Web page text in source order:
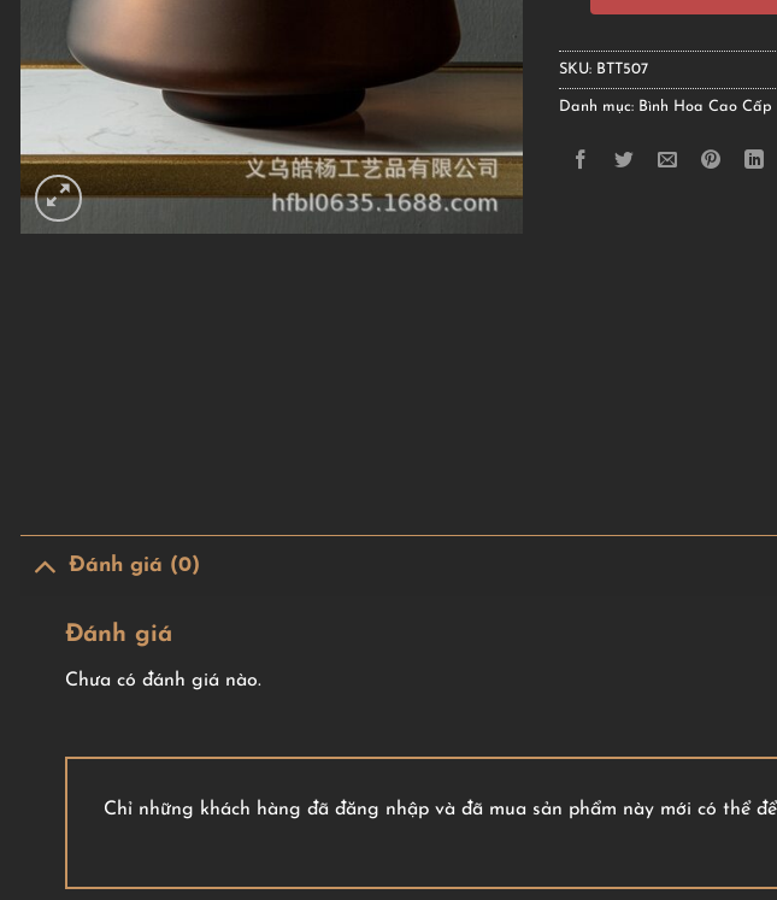
SKU: BTT507
Danh mục: Bình Hoa Cao Cấp
Đánh giá (0)
Đánh giá
Chưa có đánh giá nào.
Chỉ những khách hàng đã đăng nhập và đã mua sản phẩm này mới có thể